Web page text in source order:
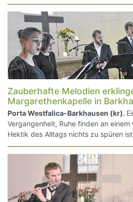
Zauberhafte Melodien
Margarethenkapelle in
Porta Westfalica-Barkhausen (kr).
Vergangenheit, Ruhe finden an
Hektik des Alltags nichts zu spüren